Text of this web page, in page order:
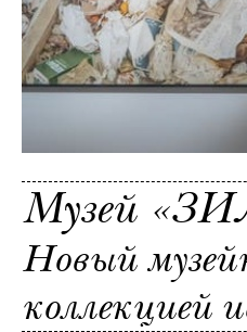
Музей
Новый
коллекцией